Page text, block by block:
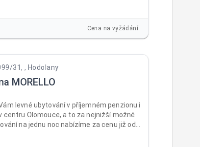
soukromé parkoviště.
Cena na vyžádání
31, , Hodolany
MORELLO
levné ubytování v příjemném penzionu i
centru Olomouce, a to za nejnižší možné
na jednu noc nabízíme za cenu již od